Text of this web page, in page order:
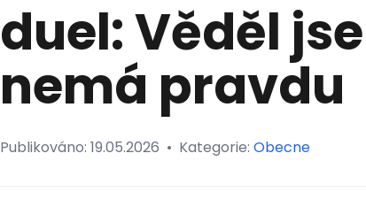
duel: Věděl
nemá pravdu
Publikováno: 19.05.2026 • Kategorie: Obecne